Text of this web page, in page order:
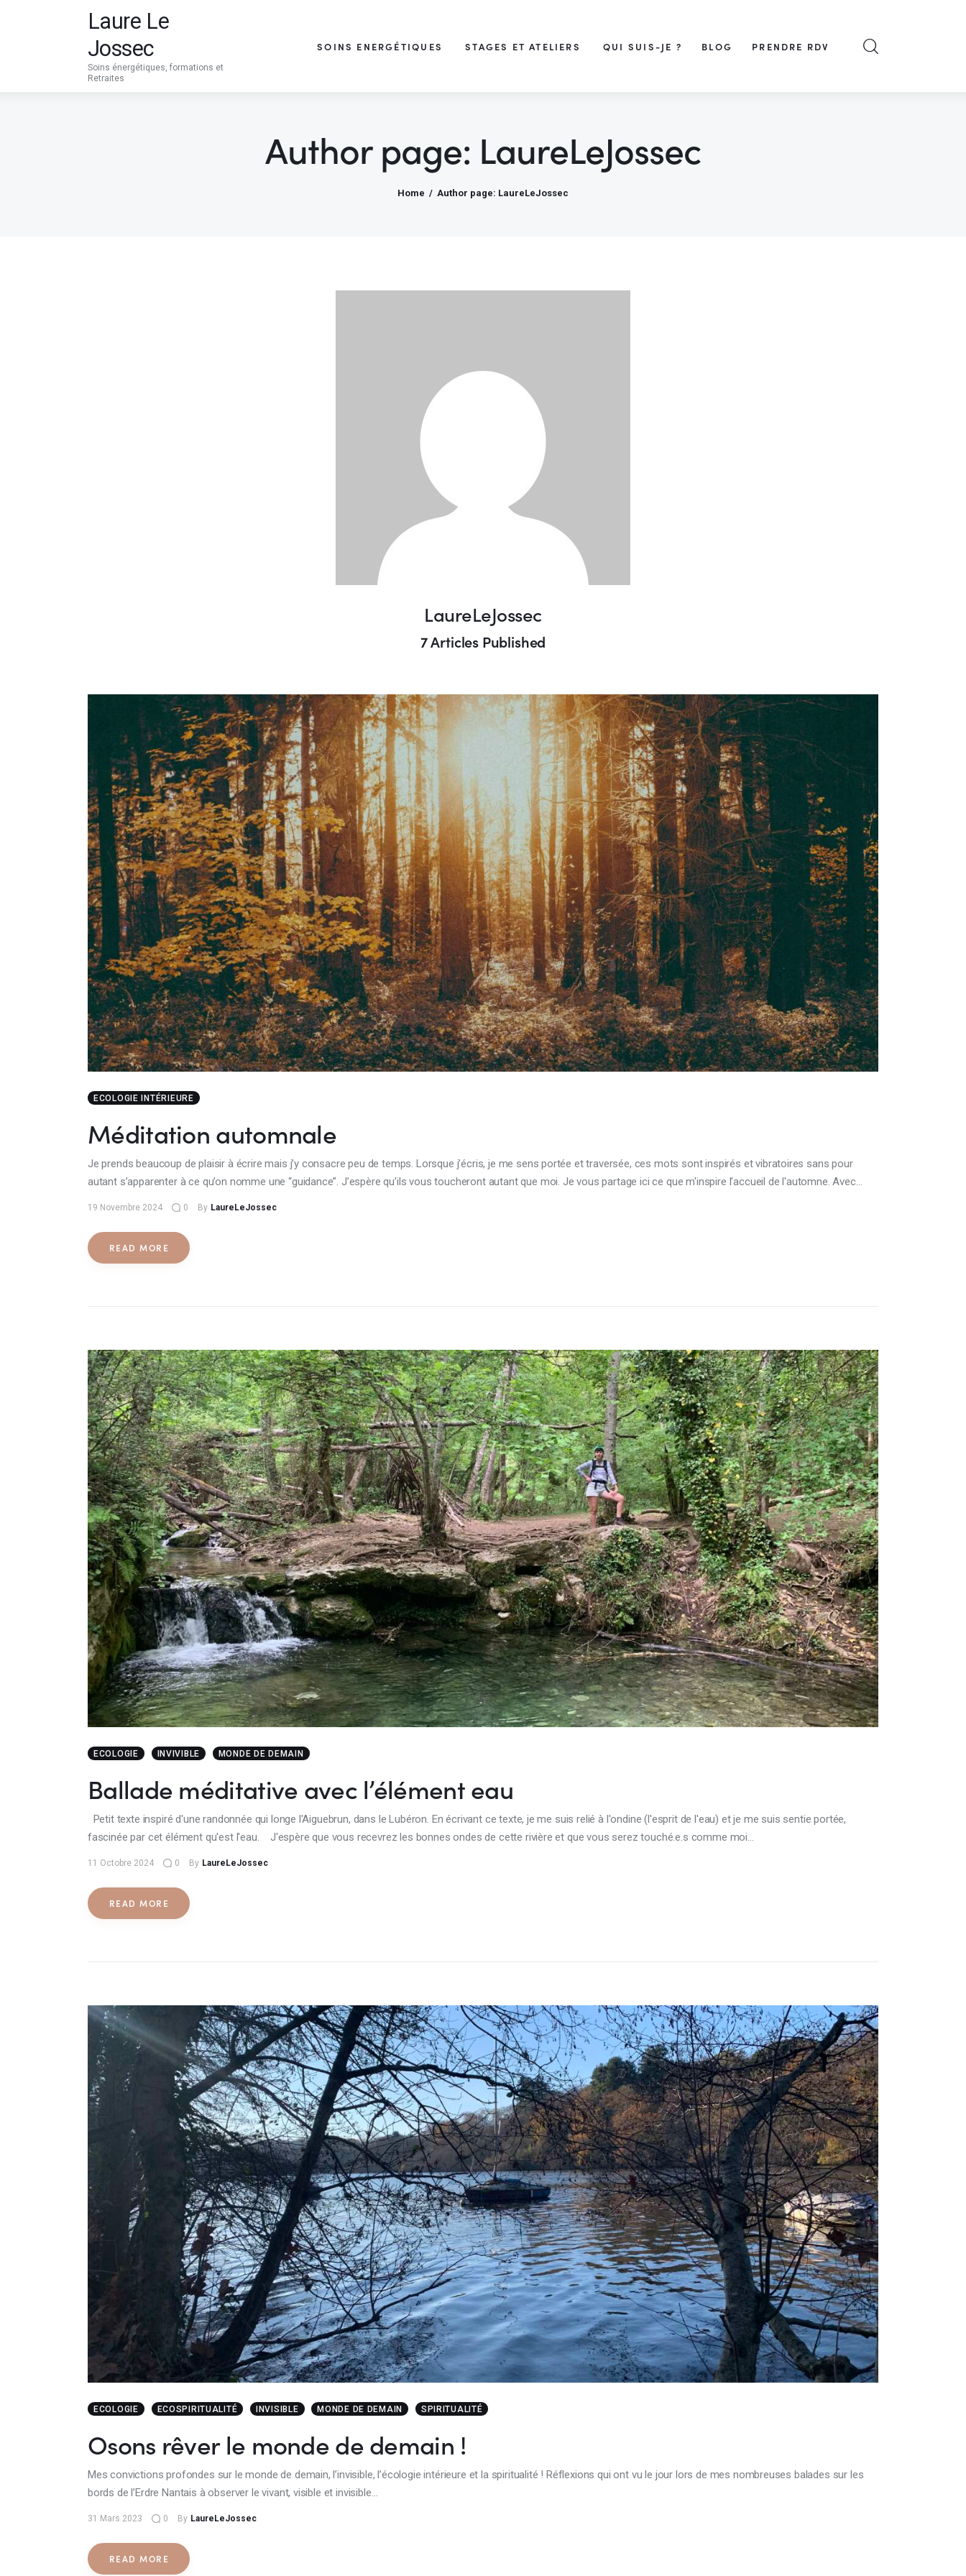
Laure Le
Jossec
Soins énergétiques, formations et
Retraites
SOINS ENERGÉTIQUES STAGES ET ATELIERS QUI SUIS-JE ? BLOG PRENDRE RDV
Author page: LaureLeJossec
Home Author page: LaureLeJossec
Laure Le Jossec
Soins Energétiques
Stages et ateliers
LaureLeJossec
7Articles Published
ECOLOGIE INTÉRIEURE
Méditation automnale
Je prends beaucoup de plaisir à écrire mais j’y consacre peu de temps. Lorsque j’écris, je me sens portée et traversée, ces mots sont inspirés et vibratoires sans pour
autant s’apparenter à ce qu’on nomme une “guidance”. J’espère qu’ils vous toucheront autant que moi. Je vous partage ici ce que m'inspire l'accueil de l'automne. Avec…
19 Novembre 2024 0 By LaureLeJossec
READ MORE
ECOLOGIE INVIVIBLE MONDE DE DEMAIN
Ballade méditative avec l’élément eau
Petit texte inspiré d'une randonnée qui longe l'Aiguebrun, dans le Lubéron. En écrivant ce texte, je me suis relié à l'ondine (l'esprit de l'eau) et je me suis sentie portée,
fascinée par cet élément qu'est l'eau. J'espère que vous recevrez les bonnes ondes de cette rivière et que vous serez touché.e.s comme moi…
11 Octobre 2024 0 By LaureLeJossec
READ MORE
ECOLOGIE ECOSPIRITUALITÉ INVISIBLE MONDE DE DEMAIN SPIRITUALITÉ
Osons rêver le monde de demain !
Mes convictions profondes sur le monde de demain, l’invisible, l’écologie intérieure et la spiritualité ! Réflexions qui ont vu le jour lors de mes nombreuses balades sur les
bords de l’Erdre Nantais à observer le vivant, visible et invisible…
31 Mars 2023 0 By LaureLeJossec
READ MORE